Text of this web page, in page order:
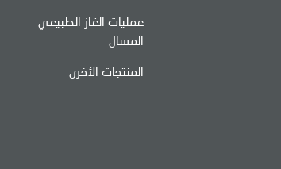
عمليات الغاز الطبيعي
المسال
المنتجات الأخرى